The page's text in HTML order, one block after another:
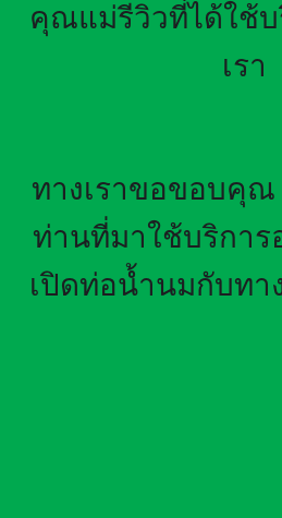
คุณแม่รีวิวที่ได้ใช้บ
เรา
ทางเราขอขอบคุ
ท่านที่มาใช้บริการ
เปิดท่อน้ำนมกับทา